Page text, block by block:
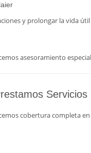
y prolongar la vida
asesoramiento
Servicios
cobertura completa